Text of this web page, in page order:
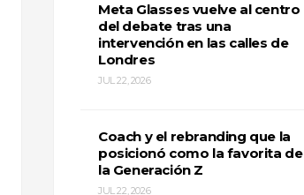
Meta Glasses vuelve al centro
del debate tras una
intervención en las calles de
Londres
JUL 22, 2026
Coach y el rebranding que la
posicionó como la favorita de
la Generación Z
JUL 22, 2026